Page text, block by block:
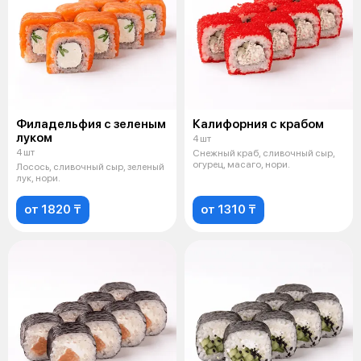
Филадельфия с зеленым
луком
4 шт
Лосось, сливочный сыр, зеленый
лук, нори.
от 1820 ₸
Калифорния с крабом
4 шт
Снежный краб, сливочный сыр,
огурец, масаго, нори.
от 1310 ₸